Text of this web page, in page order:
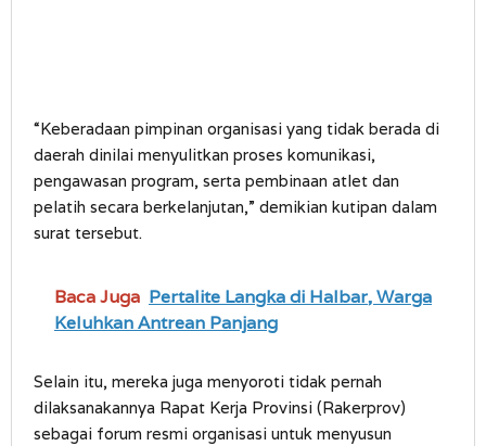
“Keberadaan pimpinan organisasi yang tidak berada di
daerah dinilai menyulitkan proses komunikasi,
pengawasan program, serta pembinaan atlet dan
pelatih secara berkelanjutan,” demikian kutipan dalam
surat tersebut.
Baca Juga Pertalite Langka di Halbar, Warga
Keluhkan Antrean Panjang
Selain itu, mereka juga menyoroti tidak pernah
dilaksanakannya Rapat Kerja Provinsi (Rakerprov)
sebagai forum resmi organisasi untuk menyusun